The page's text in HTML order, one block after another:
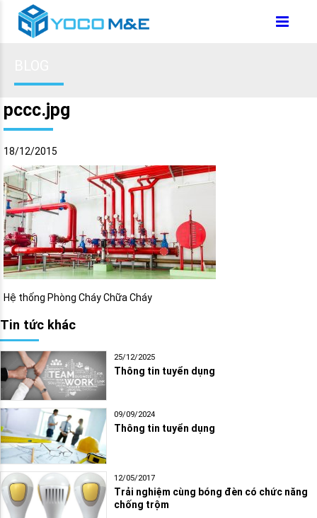
pccc.jpg
18/12/2015
Hệ thống Phòng Cháy Chữa Cháy
Tin tức khác
25/12/2025
Thông tin tuyển dụng
09/09/2024
Thông tin tuyển dụng
12/05/2017
Trải nghiệm cùng bóng đèn có chức năng
chống trộm